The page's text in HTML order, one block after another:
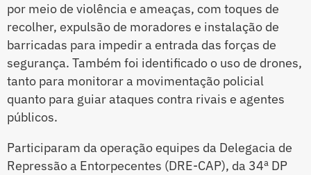
por meio de violência e ameaças, com toques de
recolher, expulsão de moradores e instalação de
barricadas para impedir a entrada das forças de
segurança. Também foi identificado o uso de drones,
tanto para monitorar a movimentação policial
quanto para guiar ataques contra rivais e agentes
públicos.
Participaram da operação equipes da Delegacia de
Repressão a Entorpecentes (DRE-CAP), da 34ª DP